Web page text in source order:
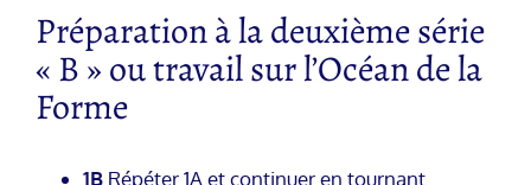
Préparation à la deuxième série
« B » ou travail sur l’Océan de la
Forme
1B Répéter 1A et continuer en tournant